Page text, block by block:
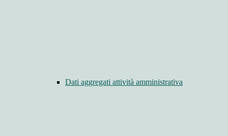
Dati aggregati attività amministrativa